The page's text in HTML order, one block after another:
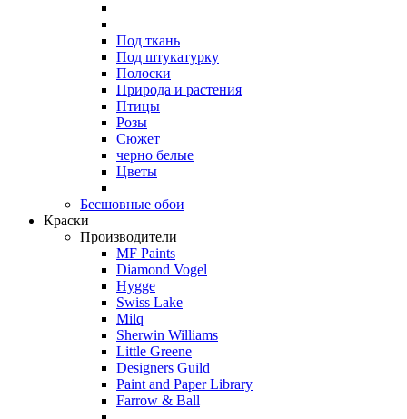
Под ткань
Под штукатурку
Полоски
Природа и растения
Птицы
Розы
Сюжет
черно белые
Цветы
Бесшовные обои
Краски
Производители
MF Paints
Diamond Vogel
Hygge
Swiss Lake
Milq
Sherwin Williams
Little Greene
Designers Guild
Paint and Paper Library
Farrow & Ball